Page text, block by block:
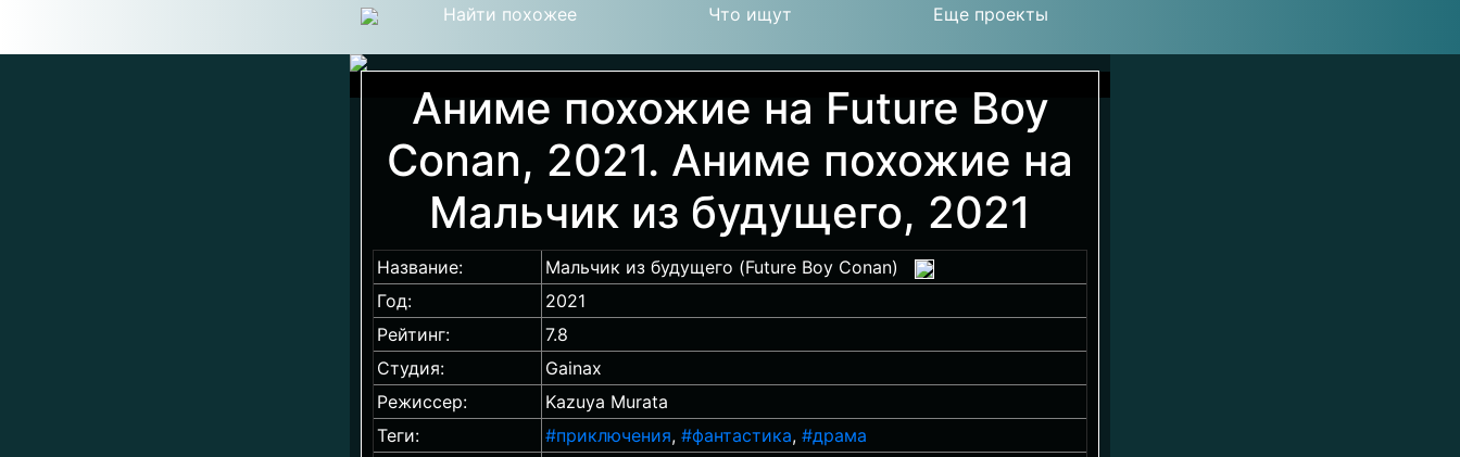
Найти похожее Что ищут Еще проекты
Аниме похожие на Future Boy
Conan, 2021. Аниме похожие на
Мальчик из будущего, 2021
Название:
Мальчик из будущего (Future Boy Conan)
Год:
2021
Рейтинг:
7.8
Студия:
Gainax
Режиссер:
Kazuya Murata
Теги:
#приключения, #фантастика, #драма